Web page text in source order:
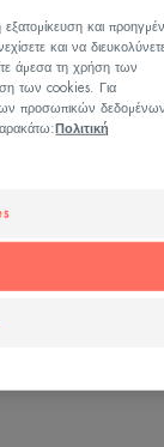
- Δέρμα με
και
και να
άμεσα τη χρήση των
των cookies. Για
των προσωπικών
Πολιτική